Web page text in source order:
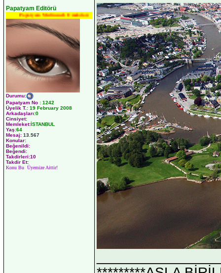
Papatyam Editörü
Papatyam Medineweb Emekdarı
Durumu:
Papatyam No : 1242
Üyelik T.: 19 February 2008
Arkadaşları:0
Cinsiyet:
Memleket:İSTANBUL
Yaş:64
Mesaj: 13.567
Konular:
Beğenildi:
Beğendi:
Takdirleri:10
Takdir Et:
Konu Bu Üyemize Aittir!